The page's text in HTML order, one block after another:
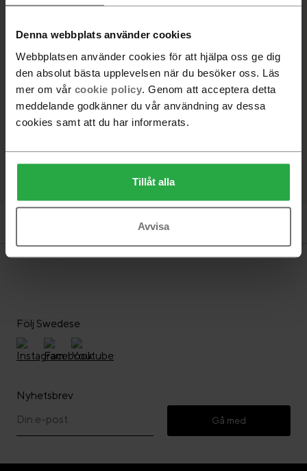
Denna webbplats använder cookies
Webbplatsen använder cookies för att hjälpa oss ge dig
den absolut bästa upplevelsen när du besöker oss. Läs
mer om vår cookie policy. Genom att acceptera detta
meddelande godkänner du vår användning av dessa
cookies samt att du har informerats.
Tillåt alla
Avvisa
VALD PRODUKT
Beställningsvara. Leveranstid 6-8 veckor
- +
Hitta återförsäljare
Produktinformation
Följ Swedese
Nyhetsbrev
Gå med